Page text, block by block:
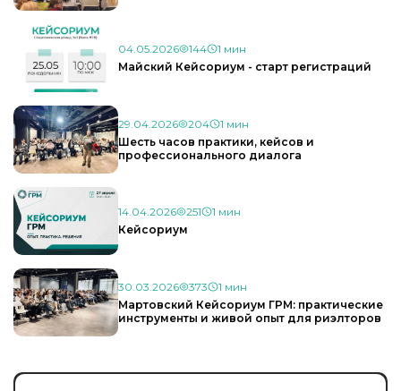
04.05.2026 144
1 мин
Майский Кейсориум - старт регистраций
29.04.2026 204
1 мин
Шесть часов практики, кейсов и
профессионального диалога
14.04.2026 251
1 мин
Кейсориум
30.03.2026 373
1 мин
Мартовский Кейсориум ГРМ: практические
инструменты и живой опыт для риэлторов